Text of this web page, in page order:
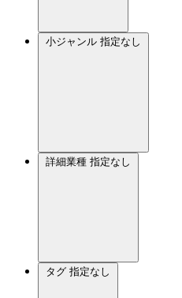
小ジャンル 指定なし
詳細業種 指定なし
タグ 指定なし